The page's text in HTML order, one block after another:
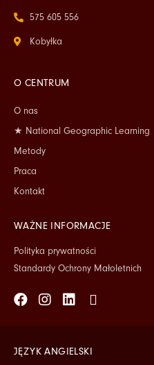
575 605 556
Kobyłka
O CENTRUM
O nas
★ National Geographic Learning
Metody
Praca
Kontakt
WAŻNE INFORMACJE
Polityka prywatności
Standardy Ochrony Małoletnich
Facebook
Instagram
Linkedin
Tiktok
JĘZYK ANGIELSKI